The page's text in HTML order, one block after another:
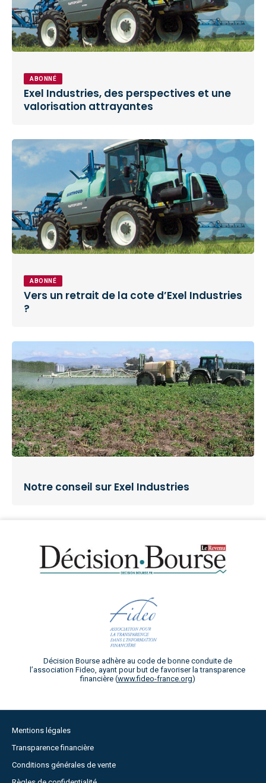
ABONNÉ
Exel Industries, des perspectives et une
valorisation attrayantes
ABONNÉ
Vers un retrait de la cote d’Exel Industries
?
Notre conseil sur Exel Industries
Décision Bourse adhère au code de bonne conduite de
l’association Fideo, ayant pour but de favoriser la transparence
financière (www.fideo-france.org)
Mentions légales
Transparence financière
Conditions générales de vente